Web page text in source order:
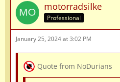
motorradsilke
Professional
January 25, 2024 at 3:02 PM
Quote from NoDurians